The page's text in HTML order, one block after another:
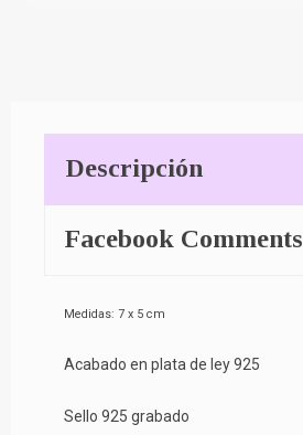
Descripción
Facebook Comments
Medidas: 7 x 5 cm
Acabado en plata de ley 925
Sello 925 grabado